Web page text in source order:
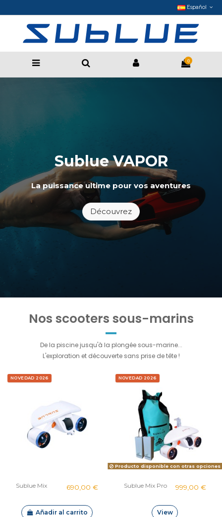
Español
0
Sublue VAPOR
La puissance ultime pour vos aventures
Découvrez
Nos scooters sous-marins
De la piscine jusqu'à la plongée sous-marine...
L'exploration et découverte sans prise de tête !
NOVEDAD 2026
Sublue Mix 690,00 €
Añadir al carrito
NOVEDAD 2026
Producto disponible con otras opciones
Sublue Mix Pro 999,00 €
View